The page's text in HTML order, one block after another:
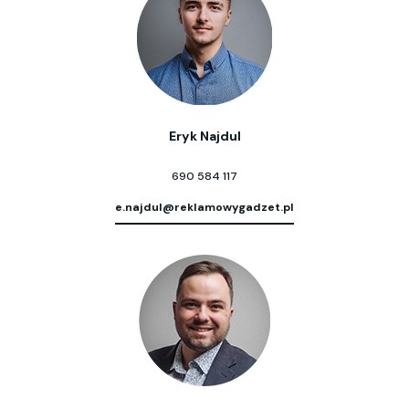
Eryk Najdul
690 584 117
e.najdul@reklamowygadzet.pl